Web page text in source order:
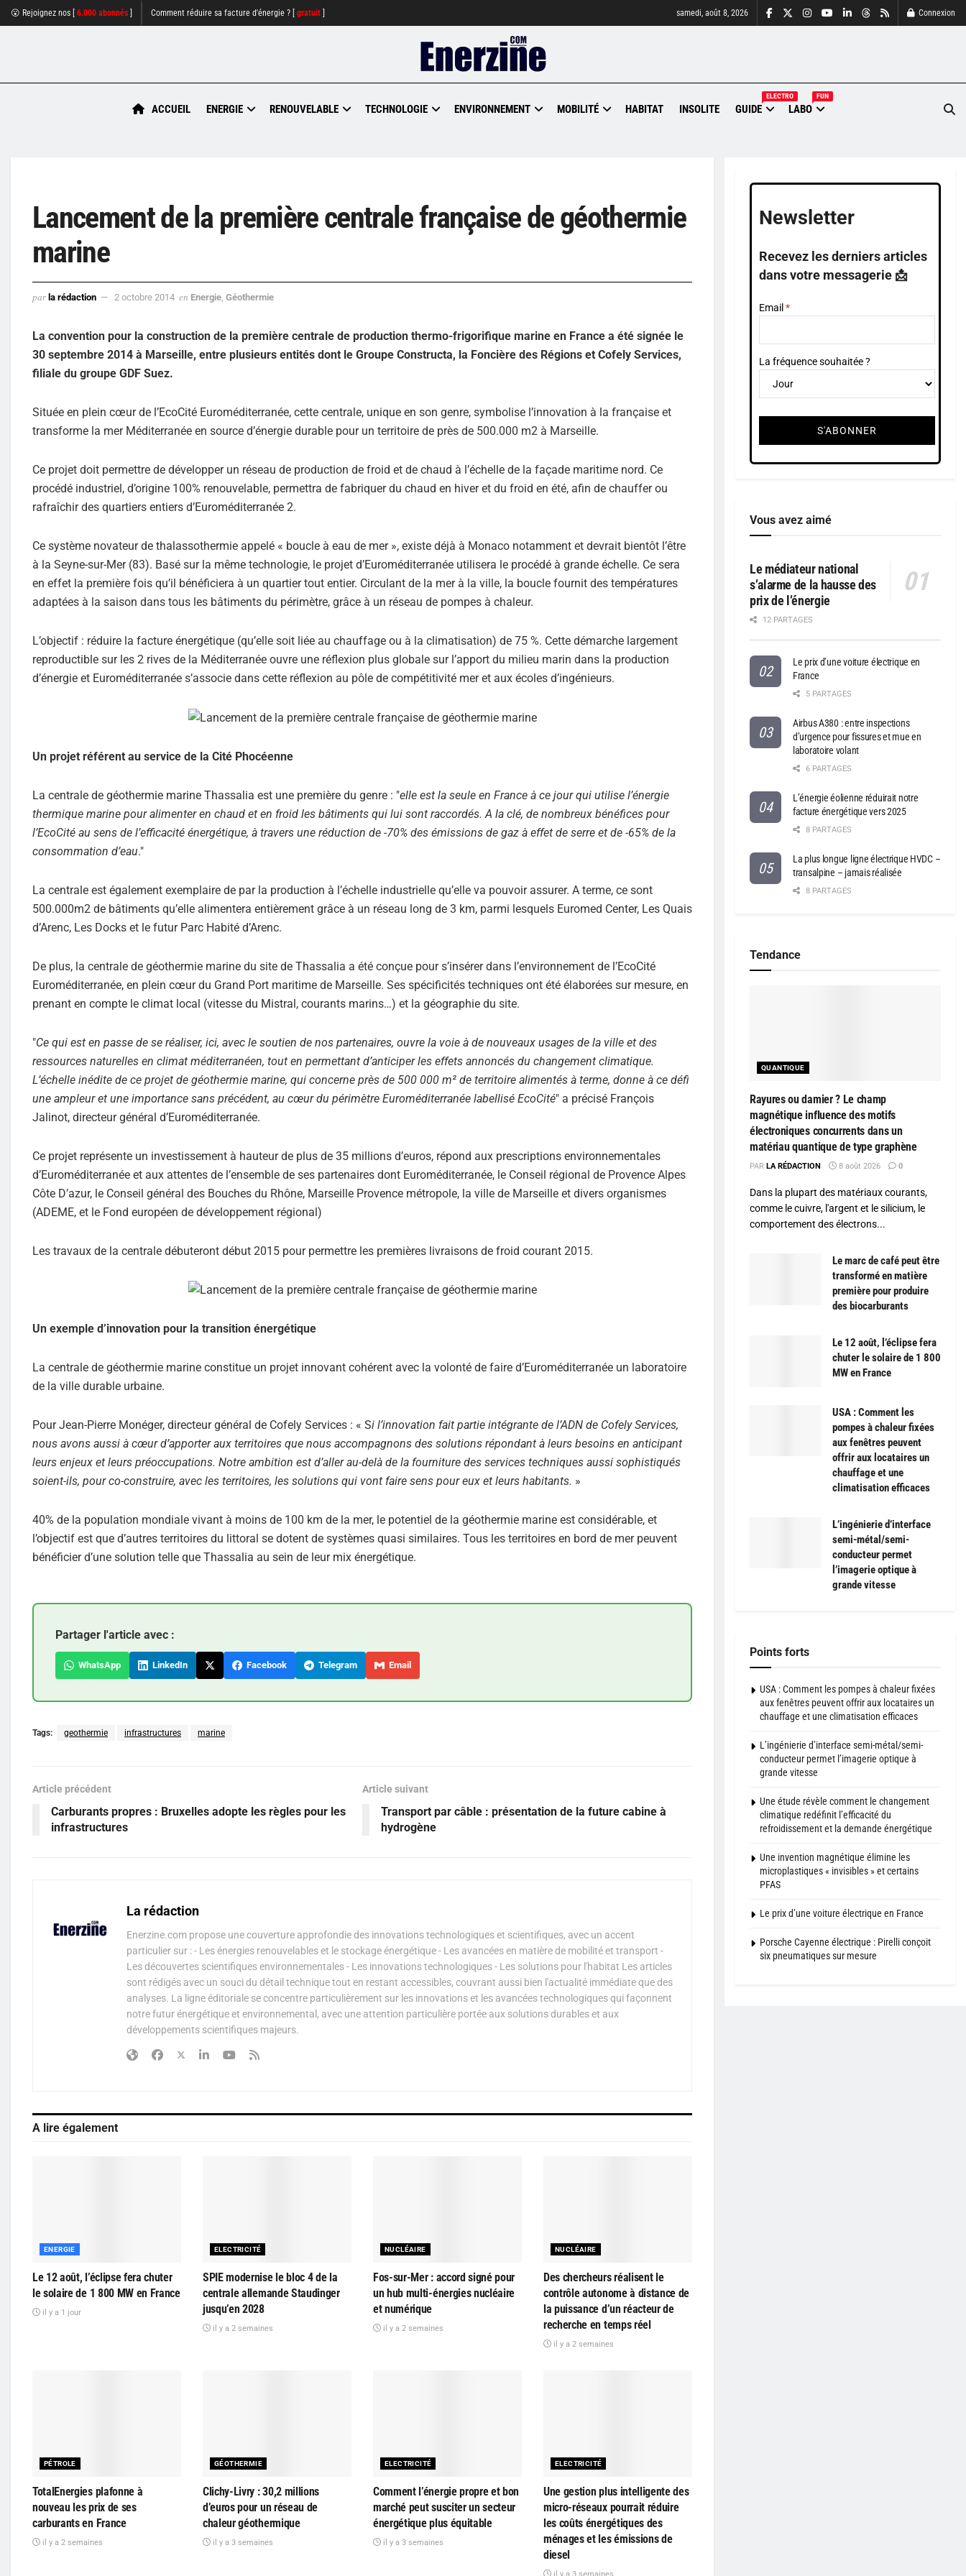
😮 Rejoignez nos [ 6.000 abonnés Comment réduire sa facture d'énergie ? [ gratuit samedi, août 8, 2026 Connexion
ACCUEIL ENERGIE RENOUVELABLE TECHNOLOGIE ENVIRONNEMENT MOBILITÉ HABITAT INSOLITE GUIDE
ELECTRO
LABO
FUN
Lancement de la première centrale française de géothermie
marine
par la rédaction 2 octobre 2014 en Energie Géothermie
La convention pour la construction de la première centrale de production thermo-frigorifique marine en France a été signée le
30 septembre 2014 à Marseille, entre plusieurs entités dont le Groupe Constructa, la Foncière des Régions et Cofely Services,
filiale du groupe GDF Suez.
Située en plein cœur de l’EcoCité Euroméditerranée, cette centrale, unique en son genre, symbolise l’innovation à la française et
transforme la mer Méditerranée en source d’énergie durable pour un territoire de près de 500.000 m2 à Marseille.
Ce projet doit permettre de développer un réseau de production de froid et de chaud à l’échelle de la façade maritime nord. Ce
procédé industriel, d’origine 100% renouvelable, permettra de fabriquer du chaud en hiver et du froid en été, afin de chauffer ou
rafraîchir des quartiers entiers d’Euroméditerranée 2.
Ce système novateur de thalassothermie appelé « boucle à eau de mer », existe déjà à Monaco notamment et devrait bientôt l’être
à la Seyne-sur-Mer (83). Basé sur la même technologie, le projet d’Euroméditerranée utilisera le procédé à grande échelle. Ce sera
en effet la première fois qu’il bénéficiera à un quartier tout entier. Circulant de la mer à la ville, la boucle fournit des températures
adaptées à la saison dans tous les bâtiments du périmètre, grâce à un réseau de pompes à chaleur.
L’objectif : réduire la facture énergétique (qu’elle soit liée au chauffage ou à la climatisation) de 75 %. Cette démarche largement
reproductible sur les 2 rives de la Méditerranée ouvre une réflexion plus globale sur l’apport du milieu marin dans la production
d’énergie et Euroméditerranée s’associe dans cette réflexion au pôle de compétitivité mer et aux écoles d’ingénieurs.
Un projet référent au service de la Cité Phocéenne
La centrale de géothermie marine Thassalia est une première du genre : "elle est la seule en France à ce jour qui utilise l’énergie
thermique marine pour alimenter en chaud et en froid les bâtiments qui lui sont raccordés. A la clé, de nombreux bénéfices pour
l’EcoCité au sens de l’efficacité énergétique, à travers une réduction de -70% des émissions de gaz à effet de serre et de -65% de la
consommation d’eau."
La centrale est également exemplaire de par la production à l’échelle industrielle qu’elle va pouvoir assurer. A terme, ce sont
500.000m2 de bâtiments qu’elle alimentera entièrement grâce à un réseau long de 3 km, parmi lesquels Euromed Center, Les Quais
d’Arenc, Les Docks et le futur Parc Habité d’Arenc.
De plus, la centrale de géothermie marine du site de Thassalia a été conçue pour s’insérer dans l’environnement de l’EcoCité
Euroméditerranée, en plein cœur du Grand Port maritime de Marseille. Ses spécificités techniques ont été élaborées sur mesure, en
prenant en compte le climat local (vitesse du Mistral, courants marins…) et la géographie du site.
"Ce qui est en passe de se réaliser, ici, avec le soutien de nos partenaires, ouvre la voie à de nouveaux usages de la ville et des
ressources naturelles en climat méditerranéen, tout en permettant d’anticiper les effets annoncés du changement climatique.
L’échelle inédite de ce projet de géothermie marine, qui concerne près de 500 000 m² de territoire alimentés à terme, donne à ce défi
une ampleur et une importance sans précédent, au cœur du périmètre Euroméditerranée labellisé EcoCité" a précisé François
Jalinot, directeur général d’Euroméditerranée.
Ce projet représente un investissement à hauteur de plus de 35 millions d’euros, répond aux prescriptions environnementales
d’Euroméditerranée et aux attentes de l’ensemble de ses partenaires dont Euroméditerranée, le Conseil régional de Provence Alpes
Côte D’azur, le Conseil général des Bouches du Rhône, Marseille Provence métropole, la ville de Marseille et divers organismes
(ADEME, et le Fond européen de développement régional)
Les travaux de la centrale débuteront début 2015 pour permettre les premières livraisons de froid courant 2015.
Un exemple d’innovation pour la transition énergétique
La centrale de géothermie marine constitue un projet innovant cohérent avec la volonté de faire d’Euroméditerranée un laboratoire
de la ville durable urbaine.
Pour Jean-Pierre Monéger, directeur général de Cofely Services : « Si l’innovation fait partie intégrante de l’ADN de Cofely Services,
nous avons aussi à cœur d’apporter aux territoires que nous accompagnons des solutions répondant à leurs besoins en anticipant
leurs enjeux et leurs préoccupations. Notre ambition est d’aller au-delà de la fourniture des services techniques aussi sophistiqués
soient-ils, pour co-construire, avec les territoires, les solutions qui vont faire sens pour eux et leurs habitants. »
40% de la population mondiale vivant à moins de 100 km de la mer, le potentiel de la géothermie marine est considérable, et
l’objectif est que d’autres territoires du littoral se dotent de systèmes quasi similaires. Tous les territoires en bord de mer peuvent
bénéficier d’une solution telle que Thassalia au sein de leur mix énergétique.
Partager l'article avec :
WhatsApp LinkedIn Facebook Telegram Email
Tags: geothermie infrastructures marine
Article précédent
Carburants propres : Bruxelles adopte les règles pour les
infrastructures
Article suivant
Transport par câble : présentation de la future cabine à
hydrogène
La rédaction
Enerzine.com propose une couverture approfondie des innovations technologiques et scientifiques, avec un accent
particulier sur : - Les énergies renouvelables et le stockage énergétique - Les avancées en matière de mobilité et transport -
Les découvertes scientifiques environnementales - Les innovations technologiques - Les solutions pour l'habitat Les articles
sont rédigés avec un souci du détail technique tout en restant accessibles, couvrant aussi bien l'actualité immédiate que des
analyses. La ligne éditoriale se concentre particulièrement sur les innovations et les avancées technologiques qui façonnent
notre futur énergétique et environnemental, avec une attention particulière portée aux solutions durables et aux
développements scientifiques majeurs.
A lire également
ENERGIE
Le 12 août, l’éclipse fera chuter
le solaire de 1 800 MW en France
il y a 1 jour
ELECTRICITÉ
SPIE modernise le bloc 4 de la
centrale allemande Staudinger
jusqu’en 2028
il y a 2 semaines
NUCLÉAIRE
Fos-sur-Mer : accord signé pour
un hub multi-énergies nucléaire
et numérique
il y a 2 semaines
NUCLÉAIRE
Des chercheurs réalisent le
contrôle autonome à distance de
la puissance d’un réacteur de
recherche en temps réel
il y a 2 semaines
PÉTROLE
TotalEnergies plafonne à
nouveau les prix de ses
carburants en France
il y a 2 semaines
GÉOTHERMIE
Clichy-Livry : 30,2 millions
d’euros pour un réseau de
chaleur géothermique
il y a 3 semaines
ELECTRICITÉ
Comment l’énergie propre et bon
marché peut susciter un secteur
énergétique plus équitable
il y a 3 semaines
ELECTRICITÉ
Une gestion plus intelligente des
micro-réseaux pourrait réduire
les coûts énergétiques des
ménages et les émissions de
diesel
Newsletter
Recevez les derniers articles
dans votre messagerie 📩
Email
La fréquence souhaitée ?
Vous avez aimé
Le médiateur national
s’alarme de la hausse des
prix de l’énergie
12 PARTAGES
Le prix d’une voiture électrique en
France
5 PARTAGES
Airbus A380 : entre inspections
d’urgence pour fissures et mue en
laboratoire volant
6 PARTAGES
L’énergie éolienne réduirait notre
facture énergétique vers 2025
8 PARTAGES
La plus longue ligne électrique HVDC –
transalpine – jamais réalisée
8 PARTAGES
Tendance
QUANTIQUE
Rayures ou damier ? Le champ
magnétique influence des motifs
électroniques concurrents dans un
matériau quantique de type graphène
PAR LA RÉDACTION 8 août 2026 0
Dans la plupart des matériaux courants,
comme le cuivre, l'argent et le silicium, le
comportement des électrons...
Le marc de café peut être
transformé en matière
première pour produire
des biocarburants
Le 12 août, l’éclipse fera
chuter le solaire de 1 800
MW en France
USA : Comment les
pompes à chaleur fixées
aux fenêtres peuvent
offrir aux locataires un
chauffage et une
climatisation efficaces
L’ingénierie d’interface
semi-métal/semi-
conducteur permet
l’imagerie optique à
grande vitesse
Points forts
USA : Comment les pompes à chaleur fixées
aux fenêtres peuvent offrir aux locataires un
chauffage et une climatisation efficaces
L’ingénierie d’interface semi-métal/semi-
conducteur permet l’imagerie optique à
grande vitesse
Une étude révèle comment le changement
climatique redéfinit l’efficacité du
refroidissement et la demande énergétique
Une invention magnétique élimine les
microplastiques « invisibles » et certains
PFAS
Le prix d’une voiture électrique en France
Porsche Cayenne électrique : Pirelli conçoit
six pneumatiques sur mesure